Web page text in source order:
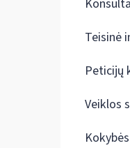
Teisinė
Peticijų
Veiklos